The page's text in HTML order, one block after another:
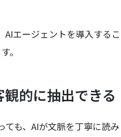
エージェントを導入するこ
。
的に抽出できる
も、AIが文脈を丁寧に読み